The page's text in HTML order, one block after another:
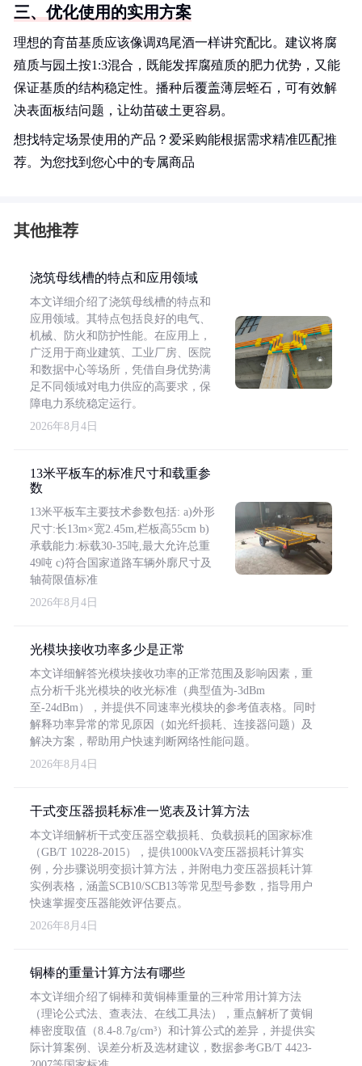
三、优化使用的实用方案
理想的育苗基质应该像调鸡尾酒一样讲究配比。建议将腐
殖质与园土按1:3混合，既能发挥腐殖质的肥力优势，又能
保证基质的结构稳定性。播种后覆盖薄层蛭石，可有效解
决表面板结问题，让幼苗破土更容易。
想找特定场景使用的产品？爱采购能根据需求精准匹配推
荐。为您找到您心中的专属商品
其他推荐
浇筑母线槽的特点和应用领域
本文详细介绍了浇筑母线槽的特点和
应用领域。其特点包括良好的电气、
机械、防火和防护性能。在应用上，
广泛用于商业建筑、工业厂房、医院
和数据中心等场所，凭借自身优势满
足不同领域对电力供应的高要求，保
障电力系统稳定运行。
2026年8月4日
13米平板车的标准尺寸和载重参
数
13米平板车主要技术参数包括: a)外形
尺寸:长13m×宽2.45m,栏板高55cm b)
承载能力:标载30-35吨,最大允许总重
49吨 c)符合国家道路车辆外廓尺寸及
轴荷限值标准
2026年8月4日
光模块接收功率多少是正常
本文详细解答光模块接收功率的正常范围及影响因素，重
点分析千兆光模块的收光标准（典型值为-3dBm
至-24dBm），并提供不同速率光模块的参考值表格。同时
解释功率异常的常见原因（如光纤损耗、连接器问题）及
解决方案，帮助用户快速判断网络性能问题。
2026年8月4日
干式变压器损耗标准一览表及计算方法
本文详细解析干式变压器空载损耗、负载损耗的国家标准
（GB/T 10228-2015），提供1000kVA变压器损耗计算实
例，分步骤说明变损计算方法，并附电力变压器损耗计算
实例表格，涵盖SCB10/SCB13等常见型号参数，指导用户
快速掌握变压器能效评估要点。
2026年8月4日
铜棒的重量计算方法有哪些
本文详细介绍了铜棒和黄铜棒重量的三种常用计算方法
（理论公式法、查表法、在线工具法），重点解析了黄铜
棒密度取值（8.4-8.7g/cm³）和计算公式的差异，并提供实
际计算案例、误差分析及选材建议，数据参考GB/T 4423-